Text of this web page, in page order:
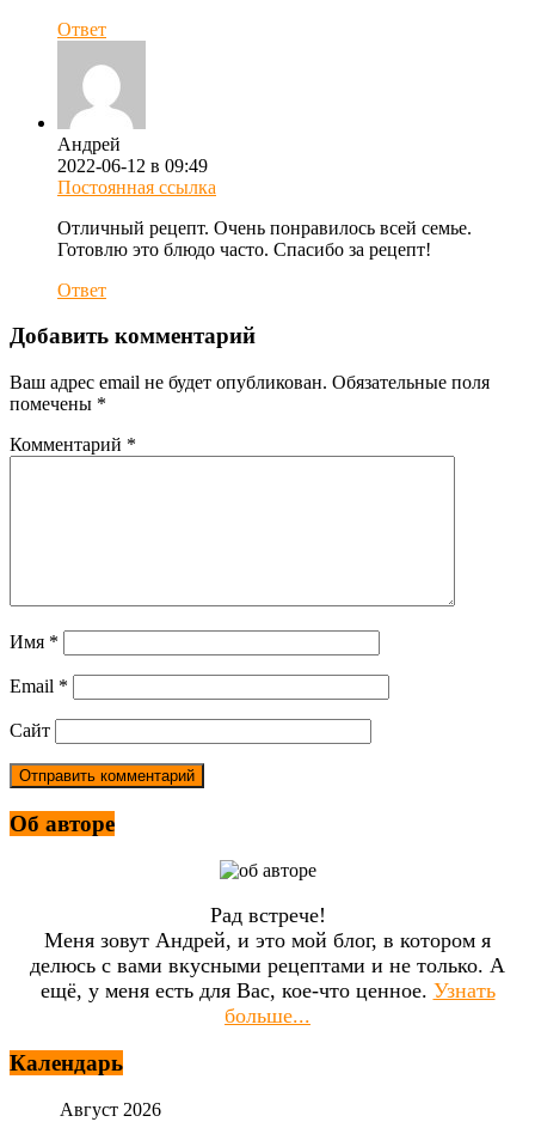
Ответ
Андрей
2022-06-12 в 09:49
Постоянная ссылка
Отличный рецепт. Очень понравилось всей семье.
Готовлю это блюдо часто. Спасибо за рецепт!
Ответ
Добавить комментарий
Ваш адрес email не будет опубликован. Обязательные поля
помечены *
Комментарий *
Имя *
Email *
Сайт
Об авторе
Рад встрече!
Меня зовут Андрей, и это мой блог, в котором я
делюсь с вами вкусными рецептами и не только. А
ещё, у меня есть для Вас, кое-что ценное. Узнать
больше...
Календарь
Август 2026